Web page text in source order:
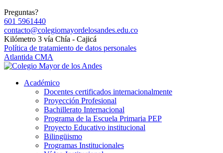
Preguntas?
601 5961440
contacto@colegiomayordelosandes.edu.co
Kilómetro 3 vía Chía - Cajicá
Política de tratamiento de datos personales
Atlantida CMA
Académico
Docentes certificados internacionalmente
Proyección Profesional
Bachillerato Internacional
Programa de la Escuela Primaria PEP
Proyecto Educativo institucional
Bilingüismo
Programas Institucionales